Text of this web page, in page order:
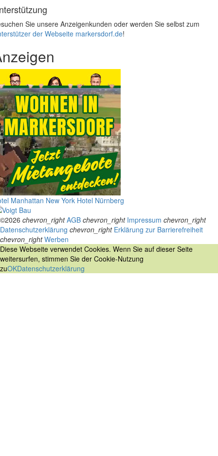
Sie unsere Anzeigenkunden oder werden Sie selbst zum
der Webseite markersdorf.de!
Manhattan New York Hotel Nürnberg
©2026 chevron_right AGB chevron_right Impressum chevron_right
Datenschutzerklärung chevron_right Erklärung zur Barrierefreiheit
chevron_right Werben
Diese Webseite verwendet Cookies. Wenn Sie auf dieser Seite
weitersurfen, stimmen Sie der Cookie-Nutzung
zuOKDatenschutzerklärung